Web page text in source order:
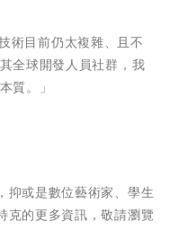
術目前仍太複雜、且不
全球開發人員社群，我
質。」
抑或是數位藝術家、學生
克的更多資訊，敬請瀏覽